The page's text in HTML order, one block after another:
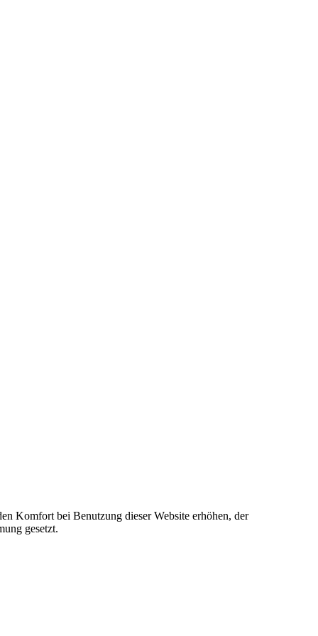
Komfort bei Benutzung dieser Website erhöhen, der
gesetzt.